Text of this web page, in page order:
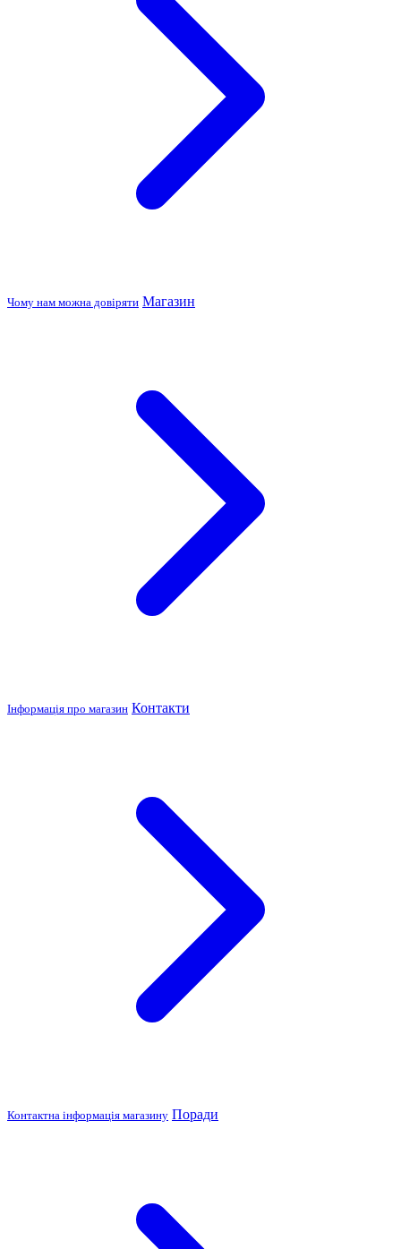
Чому нам можна довіряти Магазин
Інформація про магазин Контакти
Контактна інформація магазину Поради